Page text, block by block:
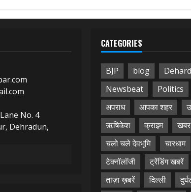
No. 4
Dehradun,
CATEGORIES
BJP blog
Newsbeat
Politics
अपराध
आपका शहर
ऋषिकेश
क्राइम
चलो चले देवभूमि
चारधाम
टेक्नॉलॉजी
ट्रेंडिंग खबरें
ताज़ा ख़बरें
दिल्ली